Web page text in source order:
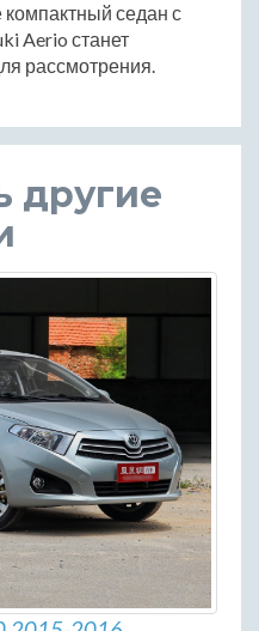
седан с
Aerio станет
рассмотрения.
другие